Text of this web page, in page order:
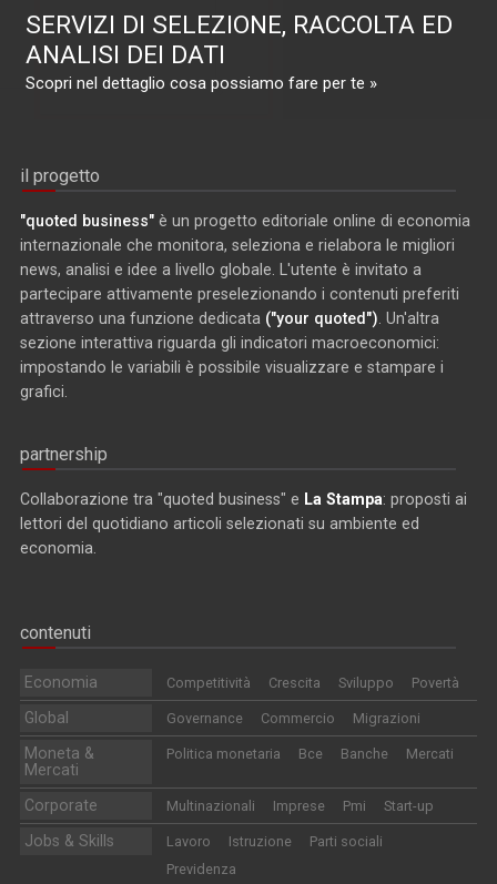
SERVIZI DI SELEZIONE, RACCOLTA ED
ANALISI DEI DATI
Scopri nel dettaglio cosa possiamo fare per te »
il progetto
"quoted business" è un progetto editoriale online di economia
internazionale che monitora, seleziona e rielabora le migliori
news, analisi e idee a livello globale. L'utente è invitato a
partecipare attivamente preselezionando i contenuti preferiti
attraverso una funzione dedicata ("your quoted") . Un'altra
sezione interattiva riguarda gli indicatori macroeconomici:
impostando le variabili è possibile visualizzare e stampare i
grafici.
partnership
Collaborazione tra "quoted business" e La Stampa: proposti ai
lettori del quotidiano articoli selezionati su ambiente ed
economia.
contenuti
Economia Competitività Crescita Sviluppo Povertà
Global Governance Commercio Migrazioni
Moneta &
Mercati
Politica monetaria Bce Banche Mercati
Corporate Multinazionali Imprese Pmi Start-up
Jobs & Skills Lavoro Istruzione
Parti sociali
Previdenza